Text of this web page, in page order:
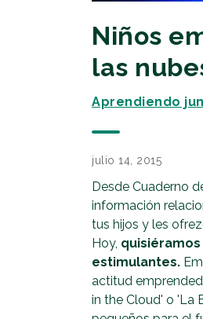
Niños
las
Aprendiendo
julio 14, 2015
Desde Cuaderno
información
tus hijos y les
Hoy,
estimulantes.
actitud
in the Cloud' o 'La